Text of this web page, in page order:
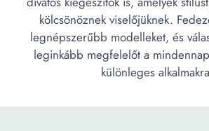
kölcsönöznek viselőjüknek.
legnépszerűbb modelleket, és
leginkább megfelelőt a
különleges